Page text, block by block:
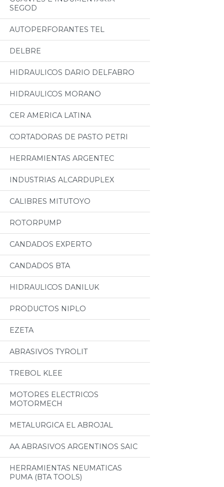
SEGOD
AUTOPERFORANTES TEL
DELBRE
HIDRAULICOS DARIO DELFABRO
HIDRAULICOS MORANO
CER AMERICA LATINA
CORTADORAS DE PASTO PETRI
HERRAMIENTAS ARGENTEC
INDUSTRIAS ALCARDUPLEX
CALIBRES MITUTOYO
ROTORPUMP
CANDADOS EXPERTO
CANDADOS BTA
HIDRAULICOS DANILUK
PRODUCTOS NIPLO
EZETA
ABRASIVOS TYROLIT
TREBOL KLEE
MOTORES ELECTRICOS
MOTORMECH
METALURGICA EL ABROJAL
AA ABRASIVOS ARGENTINOS SAIC
HERRAMIENTAS NEUMATICAS
PUMA (BTA TOOLS)